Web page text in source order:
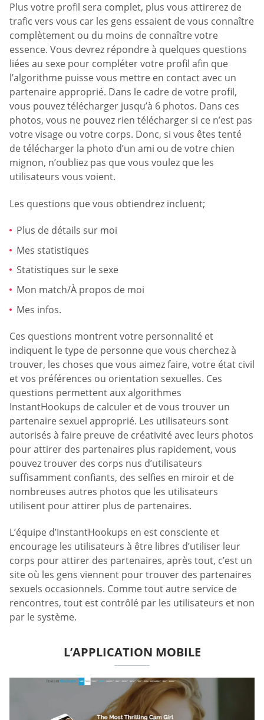
Plus votre profil sera complet, plus vous attirerez de
trafic vers vous car les gens essaient de vous connaître
complètement ou du moins de connaître votre
essence. Vous devrez répondre à quelques questions
liées au sexe pour compléter votre profil afin que
l’algorithme puisse vous mettre en contact avec un
partenaire approprié. Dans le cadre de votre profil,
vous pouvez télécharger jusqu’à 6 photos. Dans ces
photos, vous ne pouvez rien télécharger si ce n’est pas
votre visage ou votre corps. Donc, si vous êtes tenté
de télécharger la photo d’un ami ou de votre chien
mignon, n’oubliez pas que vous voulez que les
utilisateurs vous voient.
Les questions que vous obtiendrez incluent;
Plus de détails sur moi
Mes statistiques
Statistiques sur le sexe
Mon match/À propos de moi
Mes infos.
Ces questions montrent votre personnalité et
indiquent le type de personne que vous cherchez à
trouver, les choses que vous aimez faire, votre état civil
et vos préférences ou orientation sexuelles. Ces
questions permettent aux algorithmes
InstantHookups de calculer et de vous trouver un
partenaire sexuel approprié. Les utilisateurs sont
autorisés à faire preuve de créativité avec leurs photos
pour attirer des partenaires plus rapidement, vous
pouvez trouver des corps nus d’utilisateurs
suffisamment confiants, des selfies en miroir et de
nombreuses autres photos que les utilisateurs
utilisent pour attirer plus de partenaires.
L’équipe d’InstantHookups en est consciente et
encourage les utilisateurs à être libres d’utiliser leur
corps pour attirer des partenaires, après tout, c’est un
site où les gens viennent pour trouver des partenaires
sexuels occasionnels. Comme tout autre service de
rencontres, tout est contrôlé par les utilisateurs et non
par le système.
L’APPLICATION MOBILE